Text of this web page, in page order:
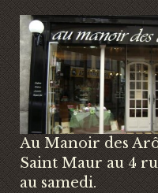
Au Manoir des
Saint Maur au 4
au samedi.